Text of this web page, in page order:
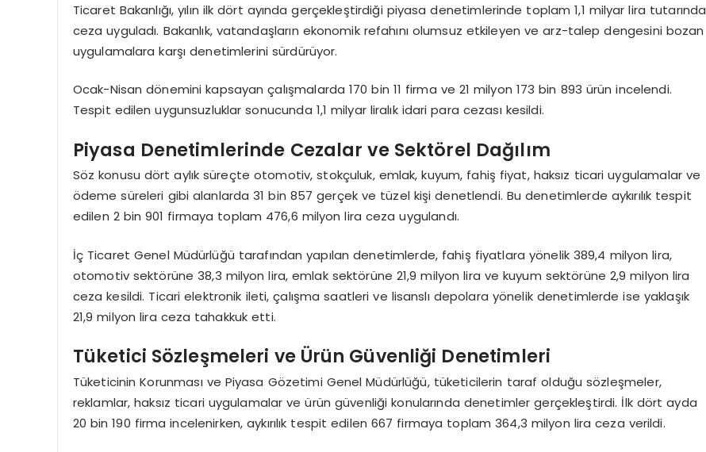
Ticaret Bakanlığı, yılın ilk dört ayında gerçekleştirdiği piyasa denetimlerinde toplam 1,1 milyar lira tutarında
ceza uyguladı. Bakanlık, vatandaşların ekonomik refahını olumsuz etkileyen ve arz-talep dengesini bozan
uygulamalara karşı denetimlerini sürdürüyor.
Ocak-Nisan dönemini kapsayan çalışmalarda 170 bin 11 firma ve 21 milyon 173 bin 893 ürün incelendi.
Tespit edilen uygunsuzluklar sonucunda 1,1 milyar liralık idari para cezası kesildi.
Piyasa Denetimlerinde Cezalar ve Sektörel Dağılım
Söz konusu dört aylık süreçte otomotiv, stokçuluk, emlak, kuyum, fahiş fiyat, haksız ticari uygulamalar ve
ödeme süreleri gibi alanlarda 31 bin 857 gerçek ve tüzel kişi denetlendi. Bu denetimlerde aykırılık tespit
edilen 2 bin 901 firmaya toplam 476,6 milyon lira ceza uygulandı.
İç Ticaret Genel Müdürlüğü tarafından yapılan denetimlerde, fahiş fiyatlara yönelik 389,4 milyon lira,
otomotiv sektörüne 38,3 milyon lira, emlak sektörüne 21,9 milyon lira ve kuyum sektörüne 2,9 milyon lira
ceza kesildi. Ticari elektronik ileti, çalışma saatleri ve lisanslı depolara yönelik denetimlerde ise yaklaşık
21,9 milyon lira ceza tahakkuk etti.
Tüketici Sözleşmeleri ve Ürün Güvenliği Denetimleri
Tüketicinin Korunması ve Piyasa Gözetimi Genel Müdürlüğü, tüketicilerin taraf olduğu sözleşmeler,
reklamlar, haksız ticari uygulamalar ve ürün güvenliği konularında denetimler gerçekleştirdi. İlk dört ayda
20 bin 190 firma incelenirken, aykırılık tespit edilen 667 firmaya toplam 364,3 milyon lira ceza verildi.